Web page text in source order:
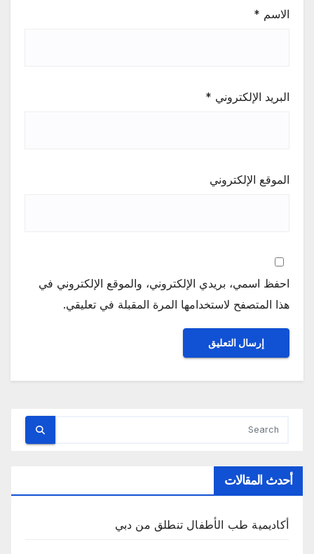
الاسم *
البريد الإلكتروني *
الموقع الإلكتروني
احفظ اسمي، بريدي الإلكتروني، والموقع الإلكتروني في
هذا المتصفح لاستخدامها المرة المقبلة في تعليقي.
أحدث المقالات
أكاديمية طب الأطفال تنطلق من دبي